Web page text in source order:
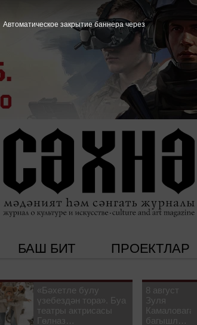
БАШ БИТ ПРОЕКТЛАР
«Бәхетле булу
үзебездән тора». Буа
театры актрисасы
Гөлназ
8 август
Зуля
Камаловага
багышлау
Автоматическое закрытие баннера через